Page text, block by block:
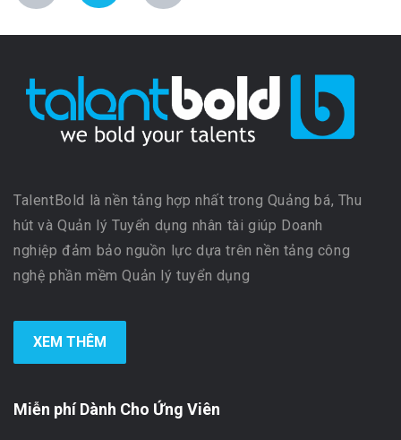
TalentBold là nền tảng hợp nhất trong Quảng bá, Thu
hút và Quản lý Tuyển dụng nhân tài giúp Doanh
nghiệp đảm bảo nguồn lực dựa trên nền tảng công
nghệ phần mềm Quản lý tuyển dụng
XEM THÊM
Miễn phí Dành Cho Ứng Viên